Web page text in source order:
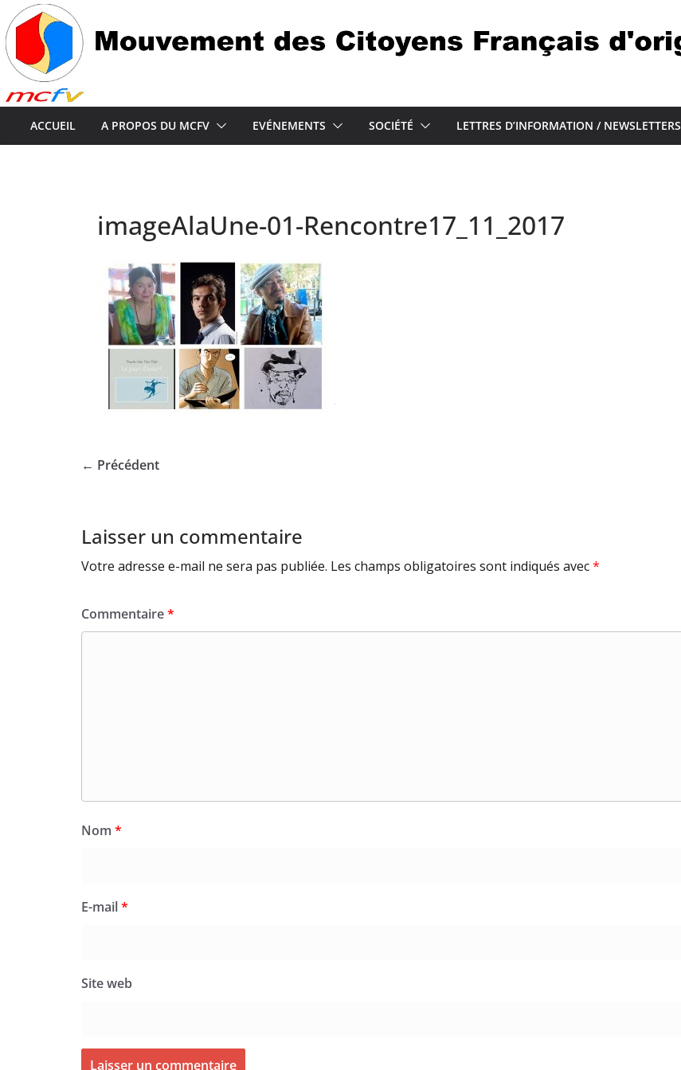
Passer
au
contenu
ACCUEIL A PROPOS DU MCFV EVÉNEMENTS SOCIÉTÉ LETTRES D’INFORMATION / NEWSLETTERS
imageAlaUne-01-Rencontre17_11_2017
← Précédent
Laisser un commentaire
Votre adresse e-mail ne sera pas publiée. Les champs obligatoires sont indiqués avec*
Commentaire*
Nom *
E-mail*
Site web